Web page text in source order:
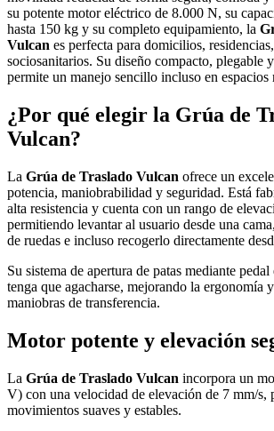
su potente motor eléctrico de 8.000 N, su
hasta 150 kg y su completo equipamiento, la
Vulcan es perfecta para domicilios,
sociosanitarios. Su diseño compacto, plegable
permite un manejo sencillo incluso en espacios
¿Por qué elegir la Grúa de
Vulcan?
La Grúa de Traslado Vulcan ofrece un
potencia, maniobrabilidad y seguridad. Está
alta resistencia y cuenta con un rango de
permitiendo levantar al usuario desde una
de ruedas e incluso recogerlo directamente
Su sistema de apertura de patas mediante
tenga que agacharse, mejorando la ergonomía
maniobras de transferencia.
Motor potente y elevación
La Grúa de Traslado Vulcan incorpora un
V) con una velocidad de elevación de 7 mm/s,
movimientos suaves y estables.